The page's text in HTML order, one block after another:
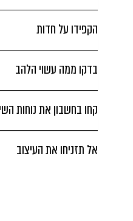
הקפידו על חדות
בדקו ממה עשוי הלהב
קחו בחשבון את נוחות
אל תזניחו את העיצוב